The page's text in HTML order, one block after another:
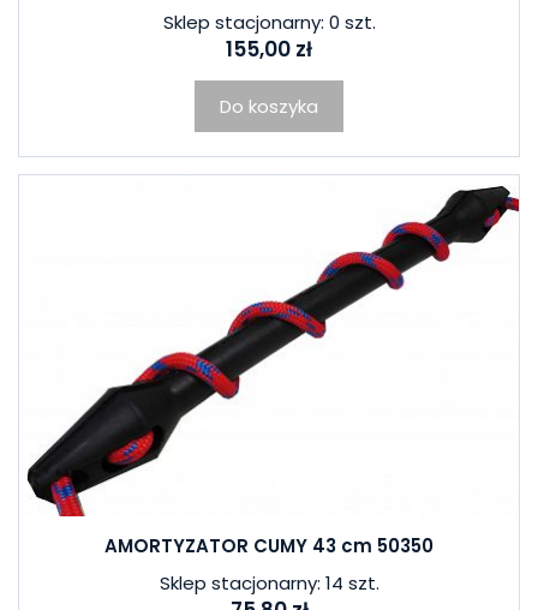
Sklep stacjonarny: 0 szt.
155,00 zł
Do koszyka
AMORTYZATOR CUMY 43 cm 50350
Sklep stacjonarny: 14 szt.